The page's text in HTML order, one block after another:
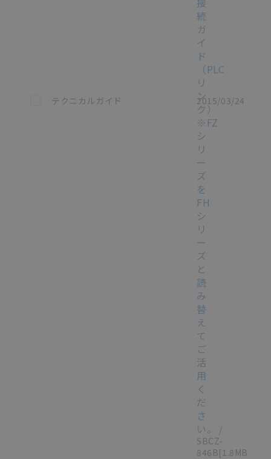
この資料を選択
テクニカルガイド
続
ガ
イ
ド
（PLC
リ
ン
ク）
※FZ
シ
リ
ー
ズ
を
FH
シ
リ
ー
ズ
と
読
み
替
え
て
ご
活
用
く
だ
さ
い。
/
SBCZ-
846B[1.8MB]
2015/03/24